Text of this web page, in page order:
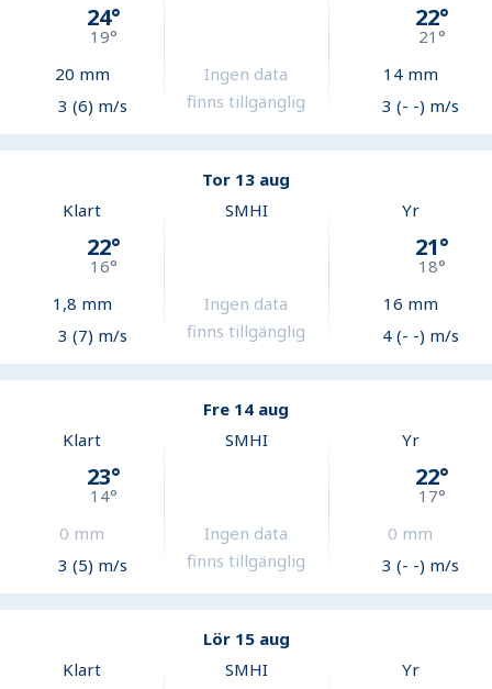
24°
19°
20 mm
3 (6) m/s
Ingen data
finns tillgänglig
22°
21°
14mm
3 (- -) m/s
Tor 13 aug
Klart
22°
16°
1,8 mm
3 (7) m/s
SMHI
Ingen data
finns tillgänglig
Yr
21°
18°
16 mm
4 (- -) m/s
Fre 14 aug
Klart
23°
14°
0 mm
3 (5) m/s
SMHI
Ingen data
finns tillgänglig
Yr
22°
17°
0 mm
3 (- -) m/s
Lör 15 aug
Klart
SMHI Yr